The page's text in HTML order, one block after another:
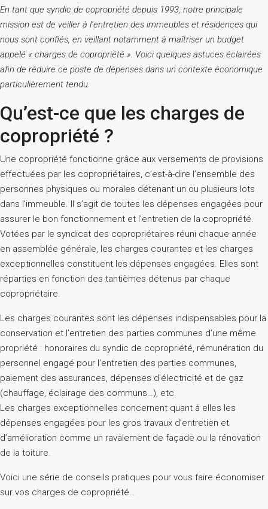
En tant que syndic de copropriété depuis 1993, notre principale
mission est de veiller à l’entretien des immeubles et résidences qui
nous sont confiés, en veillant notamment à maîtriser un budget
appelé « charges de copropriété ». Voici quelques astuces éclairées
afin de réduire ce poste de dépenses dans un contexte économique
particulièrement tendu.
Qu’est-ce que les charges de
copropriété ?
Une copropriété fonctionne grâce aux versements de provisions
effectuées par les copropriétaires, c’est-à-dire l’ensemble des
personnes physiques ou morales détenant un ou plusieurs lots
dans l’immeuble. Il s’agit de toutes les dépenses engagées pour
assurer le bon fonctionnement et l’entretien de la copropriété.
Votées par le syndicat des copropriétaires réuni chaque année
en assemblée générale, les charges courantes et les charges
exceptionnelles constituent les dépenses engagées. Elles sont
réparties en fonction des tantièmes détenus par chaque
copropriétaire.
Les charges courantes sont les dépenses indispensables pour la
conservation et l’entretien des parties communes d’une même
propriété : honoraires du syndic de copropriété, rémunération du
personnel engagé pour l’entretien des parties communes,
paiement des assurances, dépenses d’électricité et de gaz
(chauffage, éclairage des communs…), etc.
Les charges exceptionnelles concernent quant à elles les
dépenses engagées pour les gros travaux d’entretien et
d’amélioration comme un ravalement de façade ou la rénovation
de la toiture.
Voici une série de conseils pratiques pour vous faire économiser
sur vos charges de copropriété…